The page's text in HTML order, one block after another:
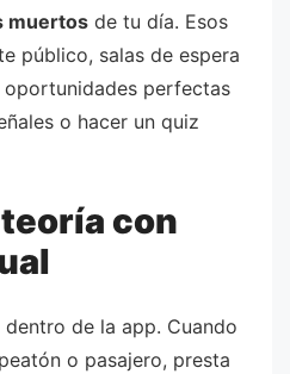
muertos de tu día. Esos
público, salas de espera
perfectas
o hacer un quiz
con
de la app. Cuando
o pasajero, presta